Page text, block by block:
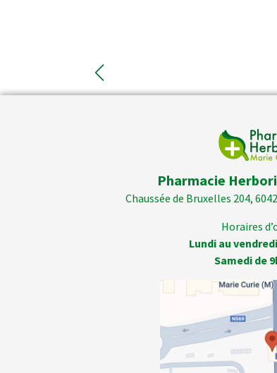
Pharmacie
Chaussée de Bruxelles 204,
Horaires
Lundi au
Samedi de